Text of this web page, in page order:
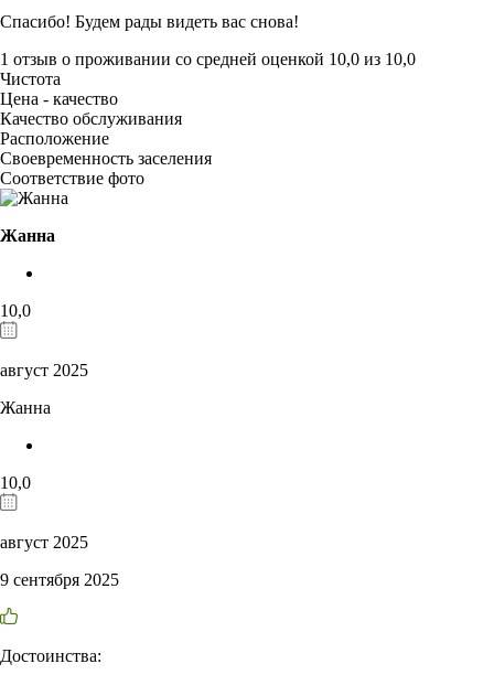
Спасибо! Будем рады видеть вас снова!
1 отзыв о проживании со средней оценкой 10,0 из 10,0
Чистота
Цена - качество
Качество обслуживания
Расположение
Своевременность заселения
Соответствие фото
Жанна
10,0
август 2025
Жанна
10,0
август 2025
9 сентября 2025
Достоинства: